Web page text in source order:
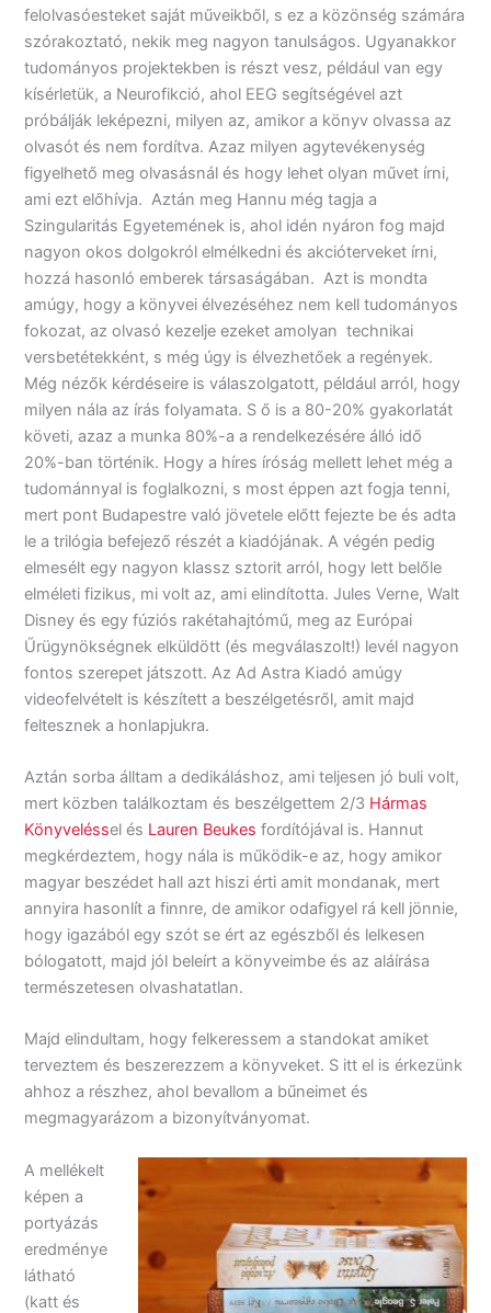
felolvasóesteket saját műveikből, s ez a közönség számára
szórakoztató, nekik meg nagyon tanulságos. Ugyanakkor
tudományos projektekben is részt vesz, például van egy
kísérletük, a Neurofikció, ahol EEG segítségével azt
próbálják leképezni, milyen az, amikor a könyv olvassa az
olvasót és nem fordítva. Azaz milyen agytevékenység
figyelhető meg olvasásnál és hogy lehet olyan művet írni,
ami ezt előhívja. Aztán meg Hannu még tagja a
Szingularitás Egyetemének is, ahol idén nyáron fog majd
nagyon okos dolgokról elmélkedni és akcióterveket írni,
hozzá hasonló emberek társaságában. Azt is mondta
amúgy, hogy a könyvei élvezéséhez nem kell tudományos
fokozat, az olvasó kezelje ezeket amolyan technikai
versbetétekként, s még úgy is élvezhetőek a regények.
Még nézők kérdéseire is válaszolgatott, például arról, hogy
milyen nála az írás folyamata. S ő is a 80-20% gyakorlatát
követi, azaz a munka 80%-a a rendelkezésére álló idő
20%-ban történik. Hogy a híres íróság mellett lehet még a
tudománnyal is foglalkozni, s most éppen azt fogja tenni,
mert pont Budapestre való jövetele előtt fejezte be és adta
le a trilógia befejező részét a kiadójának. A végén pedig
elmesélt egy nagyon klassz sztorit arról, hogy lett belőle
elméleti fizikus, mi volt az, ami elindította. Jules Verne, Walt
Disney és egy fúziós rakétahajtómű, meg az Európai
Űrügynökségnek elküldött (és megválaszolt!) levél nagyon
fontos szerepet játszott. Az Ad Astra Kiadó amúgy
videofelvételt is készített a beszélgetésről, amit majd
feltesznek a honlapjukra.
Aztán sorba álltam a dedikáláshoz, ami teljesen jó buli volt,
mert közben találkoztam és beszélgettem 2/3 Hármas
Könyveléssel és Lauren Beukes fordítójával is. Hannut
megkérdeztem, hogy nála is működik-e az, hogy amikor
magyar beszédet hall azt hiszi érti amit mondanak, mert
annyira hasonlít a finnre, de amikor odafigyel rá kell jönnie,
hogy igazából egy szót se ért az egészből és lelkesen
bólogatott, majd jól beleírt a könyveimbe és az aláírása
természetesen olvashatatlan.
Majd elindultam, hogy felkeressem a standokat amiket
terveztem és beszerezzem a könyveket. S itt el is érkezünk
ahhoz a részhez, ahol bevallom a bűneimet és
megmagyarázom a bizonyítványomat.
A mellékelt
képen a
portyázás
eredménye
látható
(katt és